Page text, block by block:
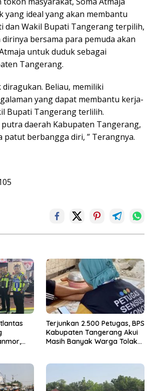
yang ideal yang akan membantu
dan Wakil Bupati Tangerang terpilih,
bersama para pemuda akan
untuk duduk sebagai
Tangerang.
diragukan. Beliau, memiliki
yang dapat membantu kerja-
Bupati Tangerang terlilih.
daerah Kabupaten Tangerang,
patut berbangga diri, ” Terangnya.
Terjunkan 2.500 Petugas, BPS
Kabupaten Tangerang Akui
Masih Banyak Warga Tolak